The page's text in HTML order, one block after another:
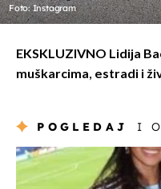
Foto: Instagram
EKSKLUZIVNO Lidija
muškarcima, estradi i
POGLEDAJ I